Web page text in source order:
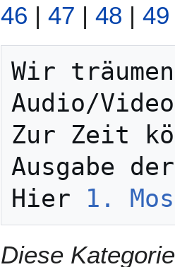
46 | 47 | 48 | 49
Wir
Audio/
Zur Zeit
Ausgabe
Hier 1.
Diese